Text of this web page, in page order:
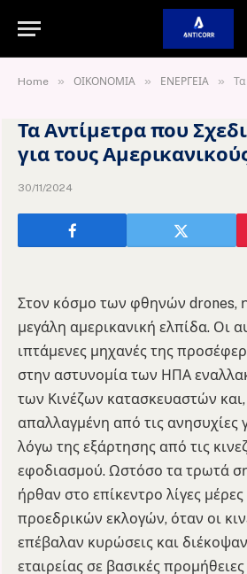
Home » ΟΙΚΟΝΟΜΙΑ » ΕΝΕΡΓΕΙΑ » Τα
Τα Αντίμετρα που
για τους
30/11/2024
Στον κόσμο των φθηνών drones,
μεγάλη αμερικανική ελπίδα. Οι
ιπτάμενες μηχανές της
στην αστυνομία των ΗΠΑ
των Κινέζων κατασκευαστών και,
απαλλαγμένη από τις ανησυχίες
λόγω της εξάρτησης από τις
εφοδιασμού. Ωστόσο τα τρωτά
ήρθαν στο επίκεντρο λίγες
προεδρικών εκλογών, όταν οι
επέβαλαν κυρώσεις και
εταιρείας σε βασικές